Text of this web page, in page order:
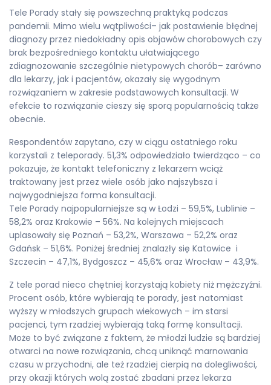
Tele Porady stały się powszechną praktyką podczas
pandemii. Mimo wielu wątpliwości– jak postawienie błędnej
diagnozy przez niedokładny opis objawów chorobowych czy
brak bezpośredniego kontaktu ułatwiającego
zdiagnozowanie szczególnie nietypowych chorób– zarówno
dla lekarzy, jak i pacjentów, okazały się wygodnym
rozwiązaniem w zakresie podstawowych konsultacji. W
efekcie to rozwiązanie cieszy się sporą popularnością także
obecnie.
Respondentów zapytano, czy w ciągu ostatniego roku
korzystali z teleporady. 51,3% odpowiedziało twierdząco – co
pokazuje, że kontakt telefoniczny z lekarzem wciąż
traktowany jest przez wiele osób jako najszybsza i
najwygodniejsza forma konsultacji.
Tele Porady najpopularniejsze są w Łodzi – 59,5%, Lublinie –
58,2% oraz Krakowie – 56%. Na kolejnych miejscach
uplasowały się Poznań – 53,2%, Warszawa – 52,2% oraz
Gdańsk – 51,6%. Poniżej średniej znalazły się Katowice i
Szczecin – 47,1%, Bydgoszcz – 45,6% oraz Wrocław – 43,9%.
Z tele porad nieco chętniej korzystają kobiety niż mężczyźni.
Procent osób, które wybierają te porady, jest natomiast
wyższy w młodszych grupach wiekowych – im starsi
pacjenci, tym rzadziej wybierają taką formę konsultacji.
Może to być związane z faktem, że młodzi ludzie są bardziej
otwarci na nowe rozwiązania, chcą uniknąć marnowania
czasu w przychodni, ale też rzadziej cierpią na dolegliwości,
przy okazji których wolą zostać zbadani przez lekarza